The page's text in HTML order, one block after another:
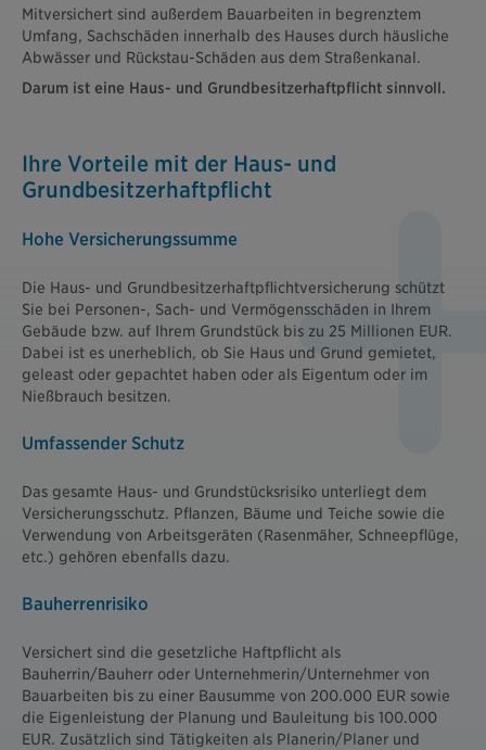
Mitversichert sind außerdem Bauarbeiten in begrenztem
Umfang, Sachschäden innerhalb des Hauses durch häusliche
Abwässer und Rückstau-Schäden aus dem Straßenkanal.
Darum ist eine Haus- und Grundbesitzerhaftpflicht sinnvoll.
Ihre Vorteile mit der Haus- und
Grundbesitzerhaftpflicht
Hohe Versicherungssumme
Die Haus- und Grundbesitzerhaftpflichtversicherung schützt
Sie bei Personen-, Sach- und Vermögensschäden in Ihrem
Gebäude bzw. auf Ihrem Grundstück bis zu 25 Millionen EUR.
Dabei ist es unerheblich, ob Sie Haus und Grund gemietet,
geleast oder gepachtet haben oder als Eigentum oder im
Nießbrauch besitzen.
Umfassender Schutz
Das gesamte Haus- und Grundstücksrisiko unterliegt dem
Versicherungsschutz. Pflanzen, Bäume und Teiche sowie die
Verwendung von Arbeitsgeräten (Rasenmäher, Schneepflüge,
etc.) gehören ebenfalls dazu.
Bauherrenrisiko
Versichert sind die gesetzliche Haftpflicht als
Bauherrin/Bauherr oder Unternehmerin/Unternehmer von
Bauarbeiten bis zu einer Bausumme von 200.000 EUR sowie
die Eigenleistung der Planung und Bauleitung bis 100.000
EUR. Zusätzlich sind Tätigkeiten als Planerin/Planer und